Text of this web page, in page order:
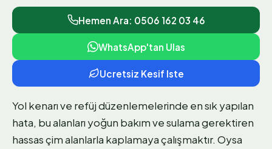
Hemen Ara: 0506 162 03 46
WhatsApp'tan Ulas
Ucretsiz Kesif Iste
Yol kenarı ve refüj düzenlemelerinde en sık yapılan
hata, bu alanları yoğun bakım ve sulama gerektiren
hassas çim alanlarla kaplamaya çalışmaktır. Oysa